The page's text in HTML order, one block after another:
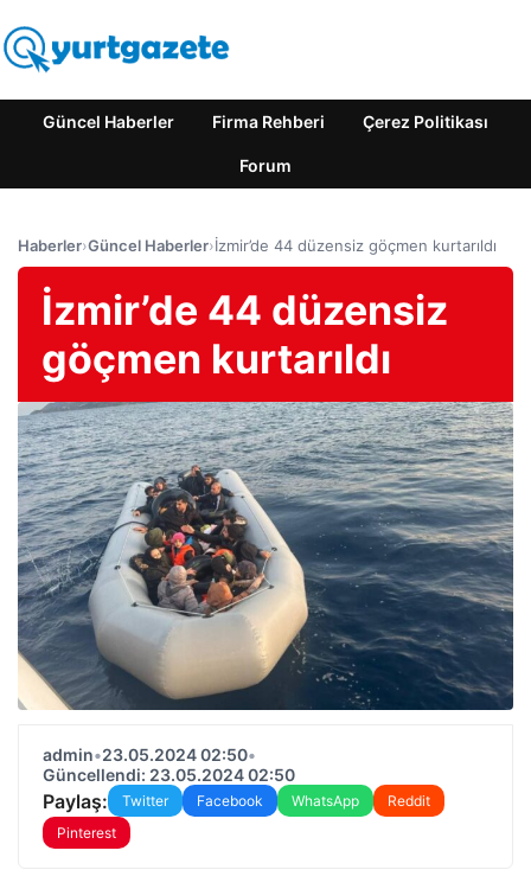
Güncel Haberler Firma Rehberi Çerez Politikası
Forum
Haberler›Güncel Haberler›İzmir’de 44 düzensiz göçmen kurtarıldı
İzmir’de 44 düzensiz
göçmen kurtarıldı
admin•23.05.2024 02:50•
Güncellendi: 23.05.2024 02:50
Paylaş: Twitter Facebook WhatsApp
Reddit
Pinterest